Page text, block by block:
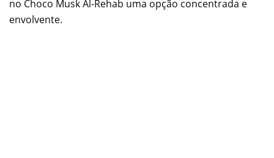
no Choco Musk Al-Rehab uma opção concentrada e
envolvente.